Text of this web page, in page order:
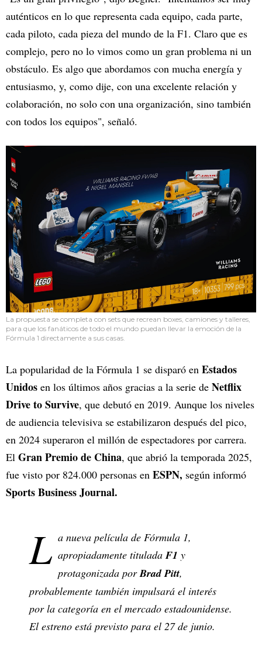
auténticos en lo que representa cada equipo, cada parte,
cada piloto, cada pieza del mundo de la F1. Claro que es
complejo, pero no lo vimos como un gran problema ni un
obstáculo. Es algo que abordamos con mucha energía y
entusiasmo, y, como dije, con una excelente relación y
colaboración, no solo con una organización, sino también
con todos los equipos", señaló.
La propuesta se completa con sets que recrean boxes, camiones y talleres,
para que los fanáticos de todo el mundo puedan llevar la emoción de la
Fórmula 1 directamente a sus casas.
La popularidad de la Fórmula 1 se disparó en Estados
Unidos en los últimos años gracias a la serie de Netflix
Drive to Survive, que debutó en 2019. Aunque los niveles
de audiencia televisiva se estabilizaron después del pico,
en 2024 superaron el millón de espectadores por carrera.
El Gran Premio de China, que abrió la temporada 2025,
fue visto por 824.000 personas en ESPN, según informó
Sports Business Journal.
L a nueva película de Fórmula 1,
apropiadamente tituladaF1 y
protagonizada porBrad Pitt,
probablemente también impulsará el interés
por la categoría en el mercado estadounidense.
El estreno está previsto para el 27 de junio.